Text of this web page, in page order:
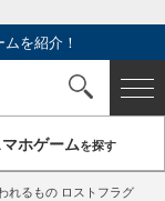
を紹介！
マホゲームを探す
れるもの ロストフラグ